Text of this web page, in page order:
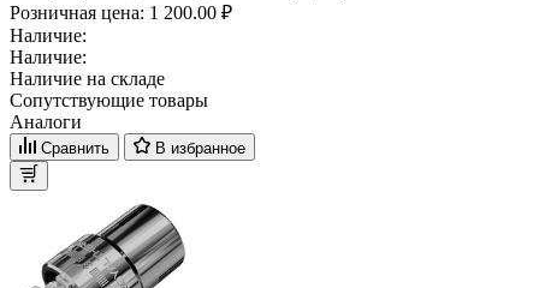
Розничная цена: 1 200.00 ₽
Наличие:
Наличие:
Наличие на складе
Сопутствующие товары
Аналоги
Сравнить В избранное